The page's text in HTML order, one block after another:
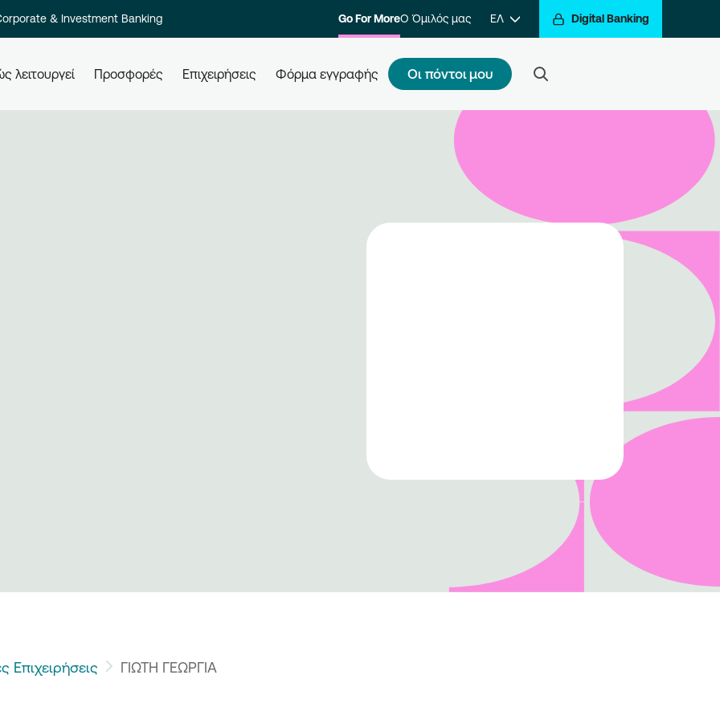
& Investment Banking Go For MoreΟ Όμιλός μας ΕΛ Digital Banking
λειτουργεί
Πώς κάνω εγγραφή
Ελάτε ένα βήμα πιο κοντά στην
επιβράβευση των συναλλαγών σας.
Εγγραφείτε στο πρόγραμμα και να
επιβράβευσης του Go For More.
Προσφορές Επιχειρήσεις Φόρμα εγγραφής Οι πόντοι μου
Επιχειρήσεις ΓΙΩΤΗ ΓΕΩΡΓΙΑ